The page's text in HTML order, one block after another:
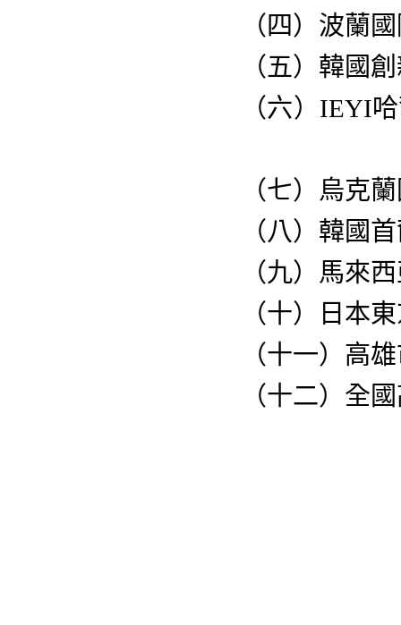
（四） 波蘭
（五） 韓國
（六） IEYI
（七） 烏克
（八） 韓國
（九） 馬來
（十）
日本
（十一） 高
（十二） 全